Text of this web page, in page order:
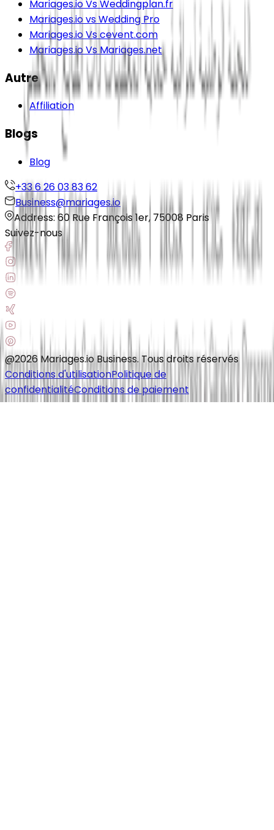
Mariages.io Vs Weddingplan.fr
Mariages.io vs Wedding Pro
Mariages.io Vs cevent.com
Mariages.io Vs Mariages.net
Autre
Affiliation
Blogs
Blog
+33 6 26 03 83 62
Business@mariages.io
Address: 60 Rue François 1er, 75008 Paris
Suivez-nous
@2026 Mariages.io Business. Tous droits réservés
Conditions d'utilisationPolitique de
confidentialitéConditions de paiement